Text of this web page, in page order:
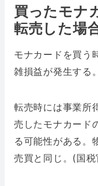
買ったモナ
転売した場
モナカードを買う
雑損益が発生する。
転売時には事業所
売したモナカード
る可能性がある。
売買と同じ。(国